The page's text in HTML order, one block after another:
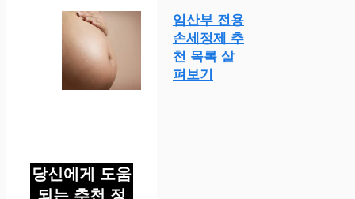
임산부 전용
손세정제 추
천 목록 살
펴보기
당신에게 도움
되는 추천 정